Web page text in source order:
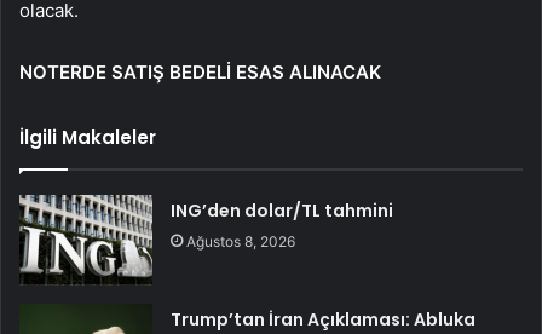
olacak.
NOTERDE SATIŞ BEDELİ ESAS ALINACAK
İlgili Makaleler
ING’den dolar/TL tahmini
Ağustos 8, 2026
Trump’tan İran Açıklaması: Abluka